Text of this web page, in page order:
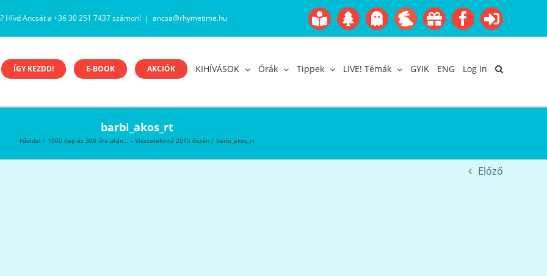
Hívd Ancsát a +36 30 251 7437 számon! | ancsa@rhymetime.hu
Boofairy
Gyerekangol
AdventHalloween
EasterAkcióFacebook
Login
ÍGY KEZDD! E-BOOK AKCIÓK KIHÍVÁSOK Órák Tippek LIVE! Témák GYIK ENG Log In
barbi_akos_rt
Főoldal 1000 nap és 300 óra után… – Visszatekintő 2015 őszén barbi_akos_rt
Előző